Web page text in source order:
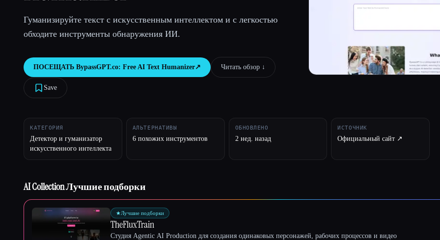
Гуманизируйте текст с искусственным интеллектом и с легкостью
обходите инструменты обнаружения ИИ.
ПОСЕЩАТЬ BypassGPT.co: Free AI Text Humanizer↗︎ Читать обзор ↓︎
Save
КАТЕГОРИЯ
Детектор и гуманизатор
искусственного интеллекта
АЛЬТЕРНАТИВЫ
6 похожих инструментов
ОБНОВЛЕНО
2 нед. назад
ИСТОЧНИК
Официальный сайт ↗︎
AI Collection Лучшие подборки
★Лучшие подборки
TheFluxTrain
Студия Agentic AI Production для создания одинаковых персонажей, рабочих процессов и видео